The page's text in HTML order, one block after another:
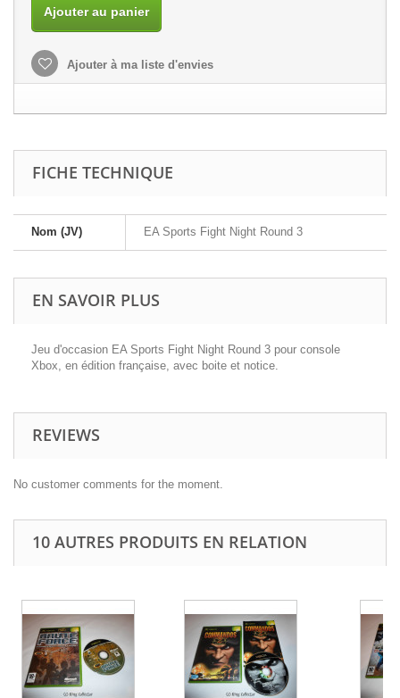
Ajouter au panier
Ajouter à ma liste d'envies
FICHE TECHNIQUE
Nom (JV) EA Sports Fight Night Round 3
EN SAVOIR PLUS
Jeu d'occasion EA Sports Fight Night Round 3 pour console
Xbox, en édition française, avec boite et notice.
REVIEWS
No customer comments for the moment.
10 AUTRES PRODUITS EN RELATION